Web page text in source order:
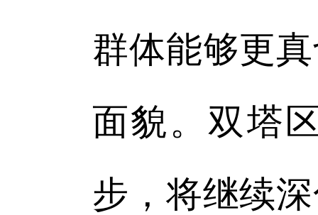
群体能够更
面貌。双塔
步，将继续